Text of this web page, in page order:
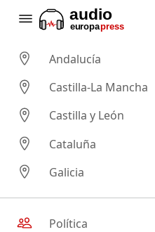
Andalucía
Castilla-La Mancha
Castilla y León
Cataluña
Galicia
Política